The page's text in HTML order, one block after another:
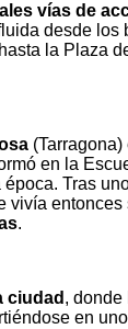
vías de
desde
la Plaza
en la
Tras
vivía
.
ciudad , donde
en